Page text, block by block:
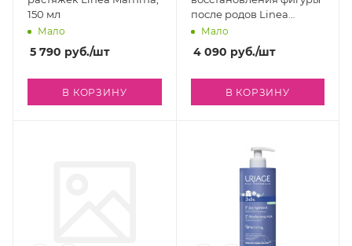
150 мл
Мало
5 790 руб./шт
В КОРЗИНУ
после родов Linea
Mamma, 150 мл
Мало
4 090 руб./шт
В КОРЗИНУ